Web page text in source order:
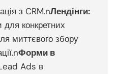
з CRM.nЛендінги:
для конкретних
миттєвого збору
Форми в
Ads в